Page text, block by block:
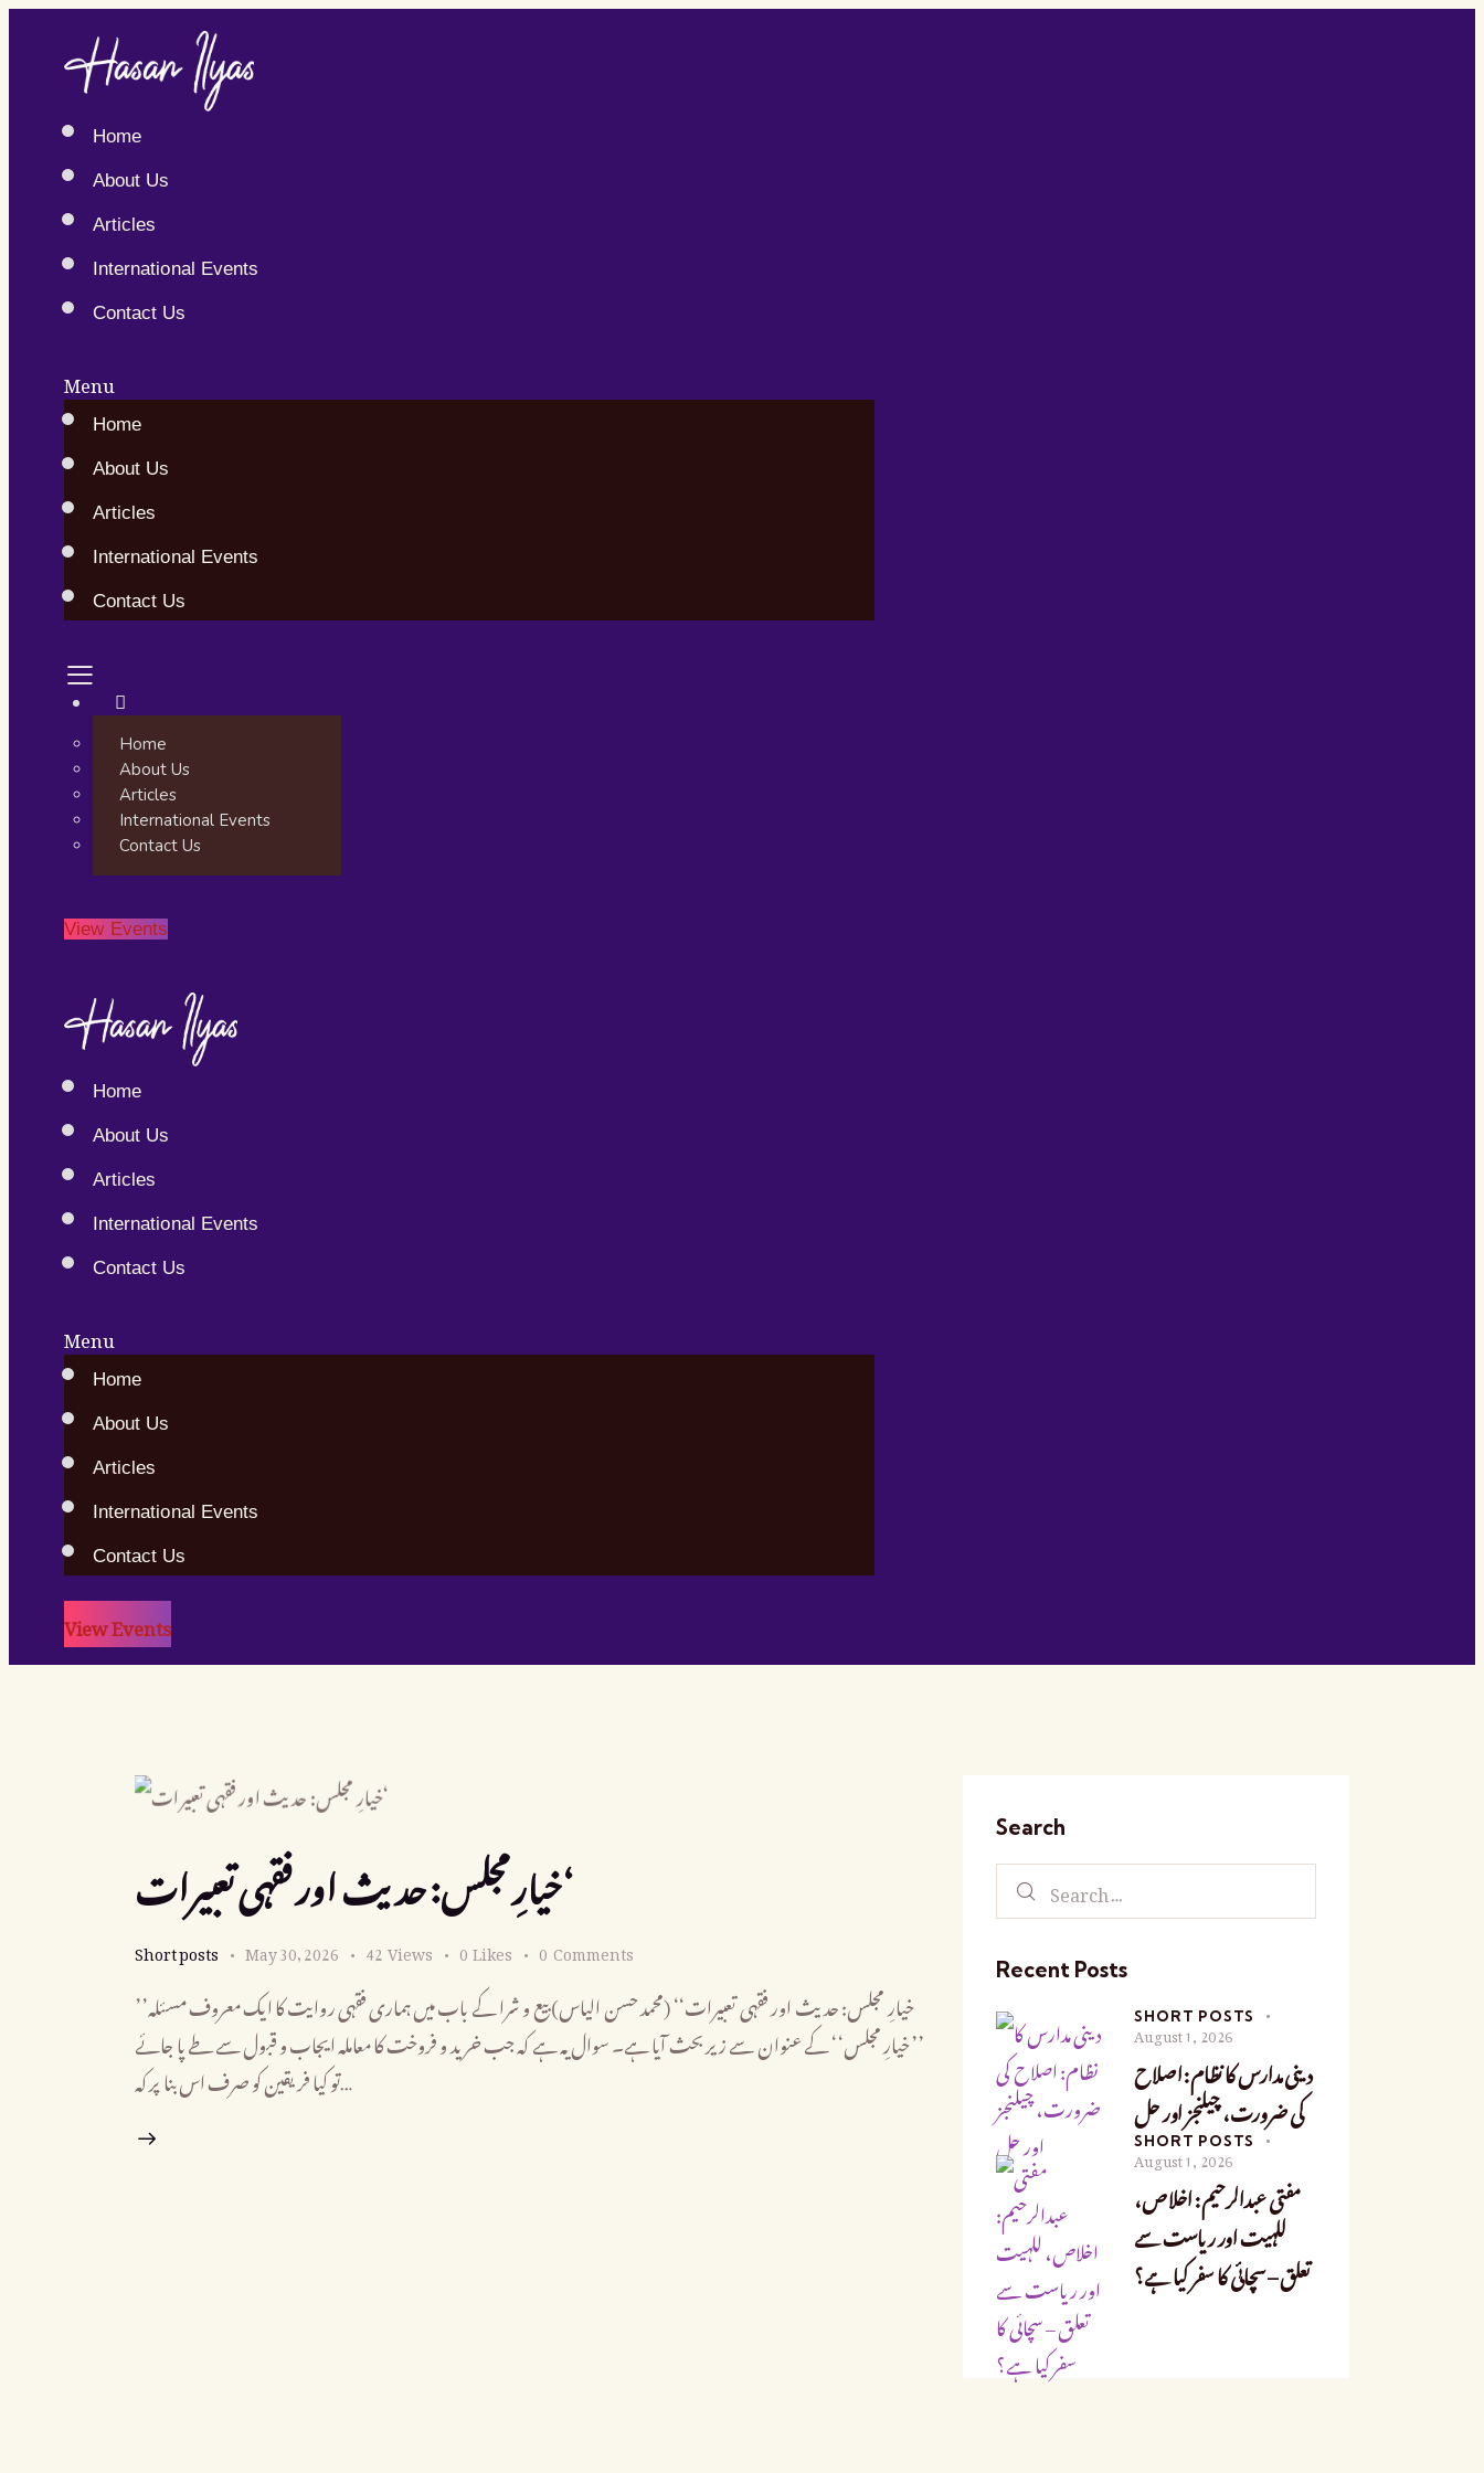
Home
About Us
Articles
International Events
Contact Us
Menu
Home
About Us
Articles
International Events
Contact Us
Home
About Us
Articles
International Events
Contact Us
View Events
Home
About Us
Articles
International Events
Contact Us
Menu
Home
About Us
Articles
International Events
Contact Us
View Events
خیارِ مجلس: حدیث اور فقہی تعبیرات‘
Short posts May 30, 2026 42Views 0Likes 0 Comments
’’خیارِ مجلس: حدیث اور فقہی تعبیرات‘‘ (محمد حسن الیاس) بیع و شرا کے باب میں ہماری فقہی روایت کا ایک معروف مسئلہ
’’خیارِ مجلس‘‘ کے عنوان سے زیر بحث آیا ہے۔ سوال یہ ہے کہ جب خرید و فروخت کا معاملہ ایجاب و قبول سے طے پا جائے
تو کیا فریقین کو صرف اس بنا پر کہ…
Search
Search
for:
Recent Posts
SHORT POSTS
August 1, 2026
دینی مدارس کا نظام: اصلاح
کی ضرورت، چیلنجز اور حل
SHORT POSTS
August 1, 2026
مفتی عبدالرحیم: اخلاص،
للہیت اور ریاست سے
تعلق – سچائی کا سفر کیا ہے؟